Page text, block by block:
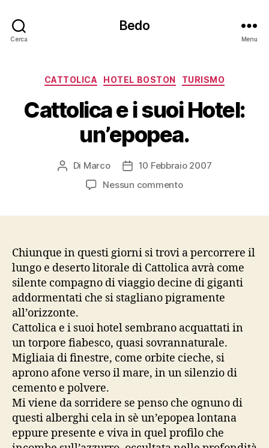
Cerca
Bedo
Menu
Categorie
CATTOLICA HOTEL BOSTON TURISMO
Cattolica e i suoi Hotel:
un’epopea.
Autore
articolo
Di Marco
Data10 Febbraio 2007
Nessun commentosu
Hotel:
un’epopea.
Chiunque in questi giorni si trovi a percorrere il
lungo e deserto litorale di Cattolica avrà come
silente compagno di viaggio decine di giganti
addormentati che si stagliano pigramente
all’orizzonte.
Cattolica e i suoi hotel sembrano acquattati in
un torpore fiabesco, quasi sovrannaturale.
Migliaia di finestre, come orbite cieche, si
aprono afone verso il mare, in un silenzio di
cemento e polvere.
Mi viene da sorridere se penso che ognuno di
questi alberghi cela in sè un’epopea lontana
eppure presente e viva in quel profilo che